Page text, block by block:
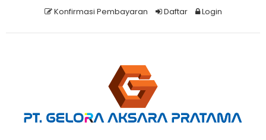
Konfirmasi Pembayaran Daftar Login